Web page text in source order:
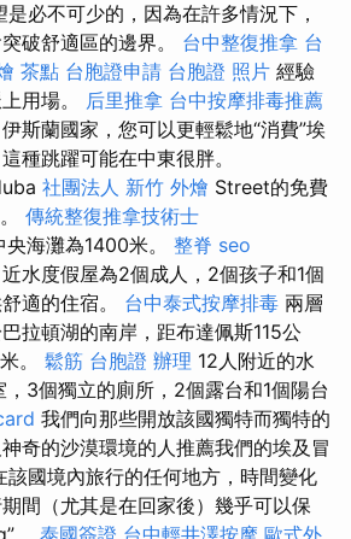
必不可少的，因為在許多情況下，
破舒適區的邊界。 台中整復推拿 台
茶點 台胞證申請 台胞證 照片 經驗
用場。 后里推拿 台中按摩排毒推薦
斯蘭國家，您可以更輕鬆地“消費”埃
種跳躍可能在中東很胖。
社團法人 新竹 外燴 Street的免費
傳統整復推拿技術士
海灘為1400米。 整脊 seo
近水度假屋為2個成人，2個孩子和1個
適的住宿。 台中泰式按摩排毒 兩層
拉頓湖的南岸，距布達佩斯115公
。 鬆筋 台胞證 辦理 12人附近的水
3個獨立的廁所，2個露台和1個陽台
我們向那些開放該國獨特而獨特的
奇的沙漠環境的人推薦我們的埃及冒
國境內旅行的任何地方，時間變化
間（尤其是在回家後）幾乎可以保
。 泰國簽證 台中輕井澤按摩 歐式外